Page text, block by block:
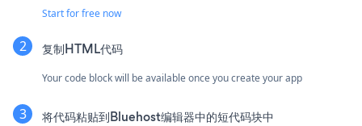
Start for free now
复制HTML代码
Your code block will be available once you create your app
将代码粘贴到Bluehost编辑器中的短代码块中